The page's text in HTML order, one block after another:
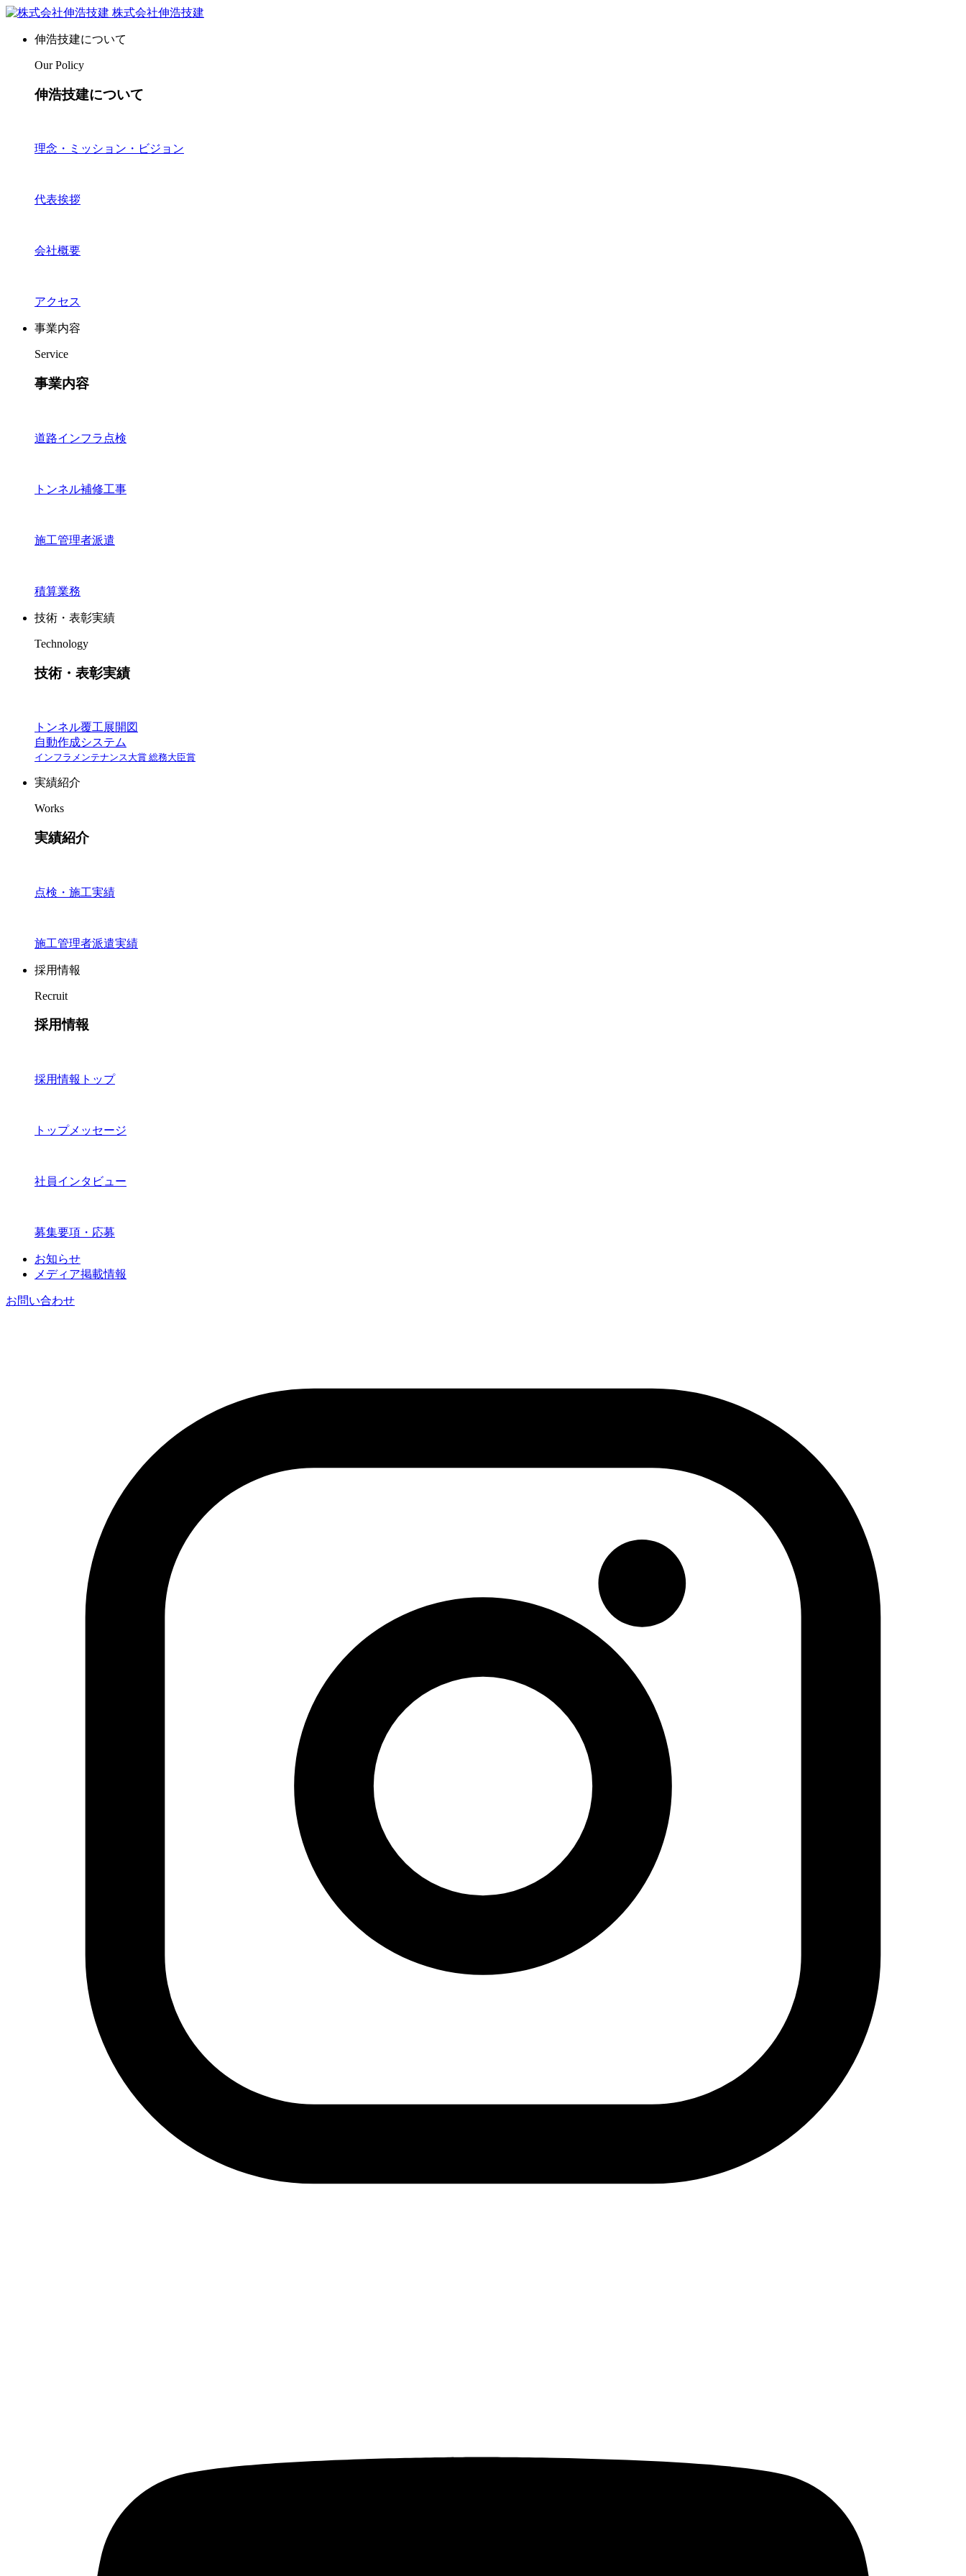
株式会社伸浩技建
伸浩技建について
Our Policy
伸浩技建について
理念・ミッション・ビジョン
代表挨拶
会社概要
アクセス
事業内容
Service
事業内容
道路インフラ点検
トンネル補修工事
施工管理者派遣
積算業務
技術・表彰実績
Technology
技術・表彰実績
トンネル覆工展開図
自動作成システム
インフラメンテナンス大賞 総務大臣賞
実績紹介
Works
実績紹介
点検・施工実績
施工管理者派遣実績
採用情報
Recruit
採用情報
採用情報トップ
トップメッセージ
社員インタビュー
募集要項・応募
お知らせ
メディア掲載情報
お問い合わせ